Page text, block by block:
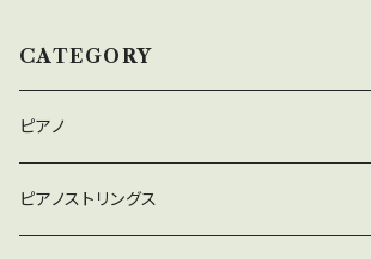
CATEGORY
ピアノ
癒しのピアノ
ピアノストリングス